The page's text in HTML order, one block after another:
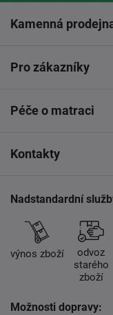
Kamenná
Pro zákazníky
Péče o matraci
Kontakty
Nadstandardní
výnos zboží
odvoz
starého
zboží
Možnosti dopravy: